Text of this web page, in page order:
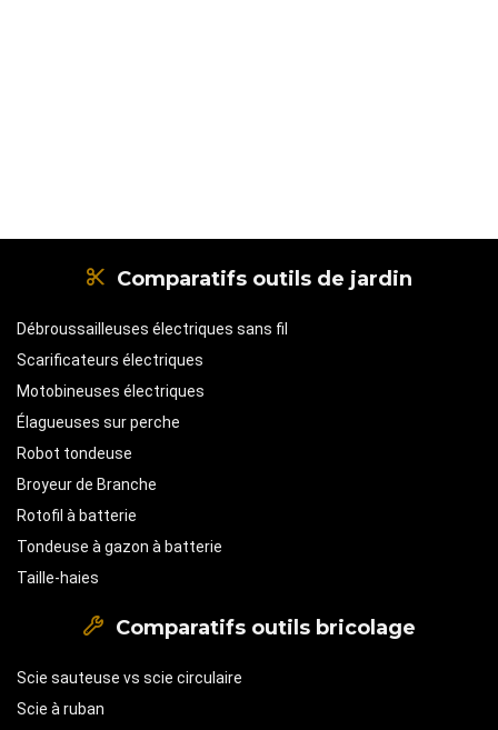
Comparatifs outils de jardin
Débroussailleuses électriques sans fil
Scarificateurs électriques
Motobineuses électriques
Élagueuses sur perche
Robot tondeuse
Broyeur de Branche
Rotofil à batterie
Tondeuse à gazon à batterie
Taille-haies
Comparatifs outils bricolage
Scie sauteuse vs scie circulaire
Scie à ruban